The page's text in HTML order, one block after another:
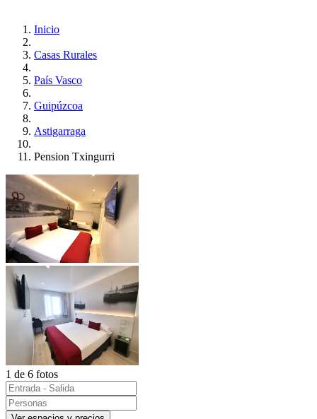
Inicio
Casas Rurales
País Vasco
Guipúzcoa
Astigarraga
Pension Txingurri
1 de 6 fotos